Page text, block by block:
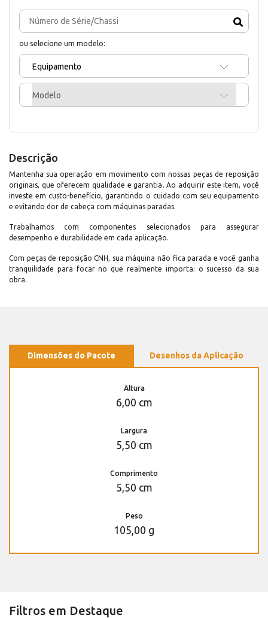
ou selecione um modelo:
Equipamento
Modelo
Descrição
Mantenha sua operação em movimento com nossas peças de reposição
originais, que oferecem qualidade e garantia. Ao adquirir este item, você
investe em custo-benefício, garantindo o cuidado com seu equipamento
e evitando dor de cabeça com máquinas paradas.
Trabalhamos com componentes selecionados para assegurar
desempenho e durabilidade em cada aplicação.
Com peças de reposição CNH, sua máquina não fica parada e você ganha
tranquilidade para focar no que realmente importa: o sucesso da sua
obra.
Dimensões do Pacote Desenhos da Aplicação
Altura
6,00 cm
Largura
5,50 cm
Comprimento
5,50 cm
Peso
105,00 g
Filtros em Destaque